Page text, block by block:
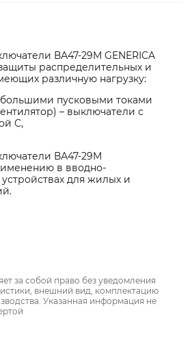
ВА47-29M GENERICA
распределительных и
различную нагрузку:
пусковыми токами
– выключатели с
C,
ВА47-29M
в вводно-
для жилых и
за собой право без уведомления
внешний вид, комплектацию
Указанная информация не